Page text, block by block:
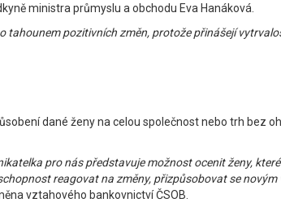
ministra průmyslu a obchodu Eva Hanáková.
tahounem pozitivních změn, protože přinášejí
dané ženy na celou společnost nebo trh bez
pro nás představuje možnost ocenit ženy,
reagovat na změny, přizpůsobovat se
vztahového bankovnictví ČSOB.